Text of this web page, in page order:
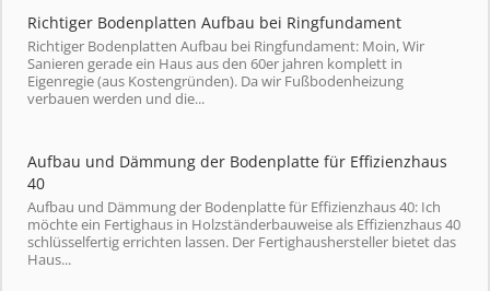
Richtiger Bodenplatten Aufbau bei Ringfundament
Richtiger Bodenplatten Aufbau bei Ringfundament: Moin, Wir
Sanieren gerade ein Haus aus den 60er jahren komplett in
Eigenregie (aus Kostengründen). Da wir Fußbodenheizung
verbauen werden und die...
Aufbau und Dämmung der Bodenplatte für Effizienzhaus
40
Aufbau und Dämmung der Bodenplatte für Effizienzhaus 40: Ich
möchte ein Fertighaus in Holzständerbauweise als Effizienzhaus 40
schlüsselfertig errichten lassen. Der Fertighaushersteller bietet das
Haus...